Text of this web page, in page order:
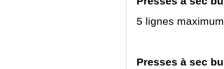
5 lignes
Presses à sec